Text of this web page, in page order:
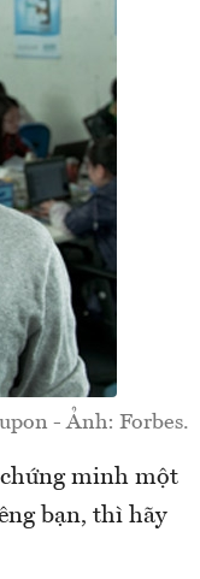
- Ảnh: Forbes.
minh một
bạn, thì hãy